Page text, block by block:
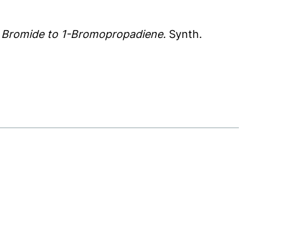
to 1-Bromopropadiene. Synth.